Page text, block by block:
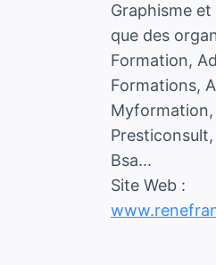
Graphisme
que des
Formation,
Formations,
Myformation,
Bsa...
Site Web :